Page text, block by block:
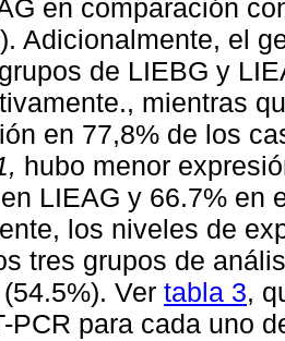
en comparación
Adicionalmente, el
de LIEBG y
mientras
en 77,8% de los
hubo menor
LIEAG y 66.7% en
los niveles de
tres grupos de
Ver tabla 3,
PCR para cada uno